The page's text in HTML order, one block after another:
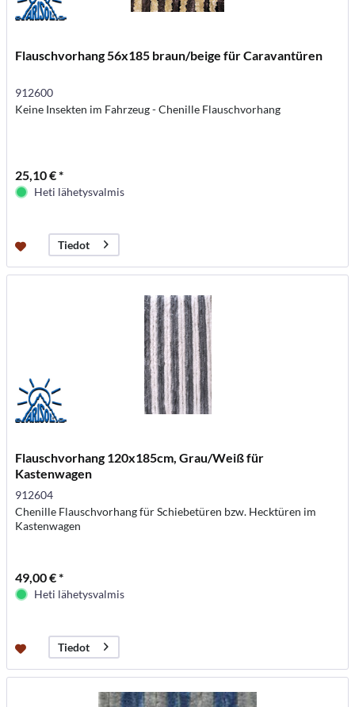
Flauschvorhang 56x185 braun/beige für Caravantüren
912600
Keine Insekten im Fahrzeug - Chenille Flauschvorhang
25,10 € *
Heti lähetysvalmis
Tiedot
Flauschvorhang 120x185cm, Grau/Weiß für
Kastenwagen
912604
Chenille Flauschvorhang für Schiebetüren bzw. Hecktüren im
Kastenwagen
49,00 € *
Heti lähetysvalmis
Tiedot